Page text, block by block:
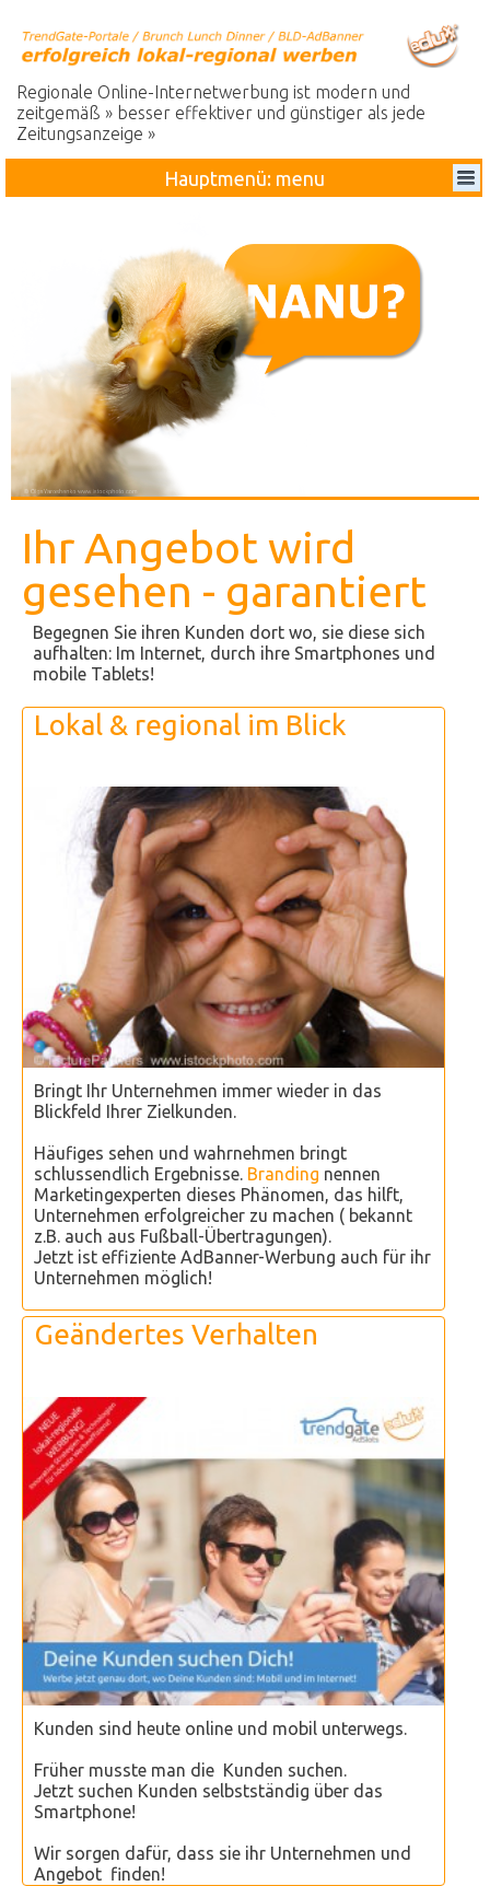
Regionale Online-Internetwerbung ist modern und
zeitgemäß » besser effektiver und günstiger als jede
Zeitungsanzeige »
Hauptmenü: menu
Ihr Angebot wird
gesehen - garantiert
Begegnen Sie ihren Kunden dort wo, sie diese sich
aufhalten: Im Internet, durch ihre Smartphones und
mobile Tablets!
Lokal & regional im Blick
Bringt Ihr Unternehmen immer wieder in das
Blickfeld Ihrer Zielkunden.
Häufiges sehen und wahrnehmen bringt
schlussendlich Ergebnisse. Branding nennen
Marketingexperten dieses Phänomen, das hilft,
Unternehmen erfolgreicher zu machen ( bekannt
z.B. auch aus Fußball-Übertragungen).
Jetzt ist effiziente AdBanner-Werbung auch für ihr
Unternehmen möglich!
Geändertes Verhalten
Kunden sind heute online und mobil unterwegs.
Früher musste man die Kunden suchen.
Jetzt suchen Kunden selbstständig über das
Smartphone!
Wir sorgen dafür, dass sie ihr Unternehmen und
Angebot finden!